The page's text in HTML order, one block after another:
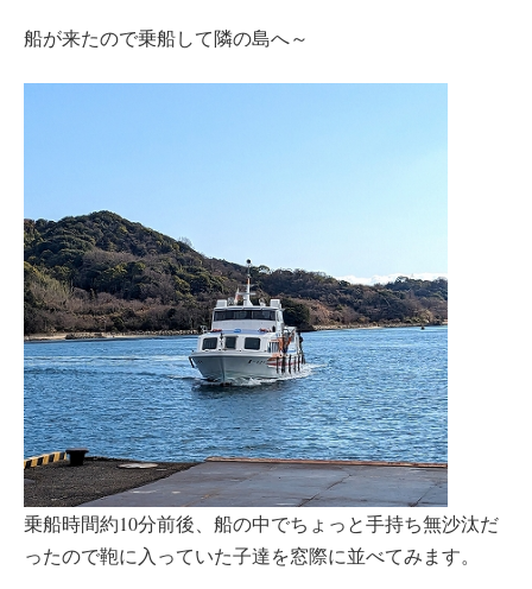
船が来たので乗船して隣の島へ～
乗船時間約10分前後、船の中でちょっと手持ち無沙汰だ
ったので鞄に入っていた子達を窓際に並べてみます。